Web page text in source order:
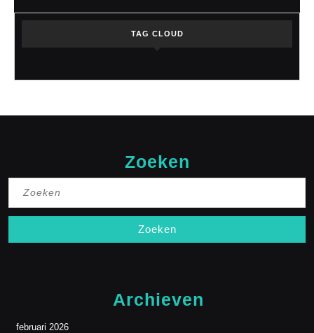
TAG CLOUD
Zoeken
naar:
Archieven
februari 2026